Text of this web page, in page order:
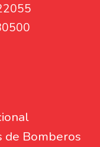
de Bomberos